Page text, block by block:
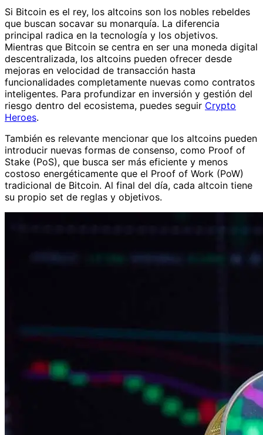
Si Bitcoin es el rey, los altcoins son los nobles rebeldes
que buscan socavar su monarquía. La diferencia
principal radica en la tecnología y los objetivos.
Mientras que Bitcoin se centra en ser una moneda digital
descentralizada, los altcoins pueden ofrecer desde
mejoras en velocidad de transacción hasta
funcionalidades completamente nuevas como contratos
inteligentes. Para profundizar en inversión y gestión del
riesgo dentro del ecosistema, puedes seguir Crypto
Heroes.
También es relevante mencionar que los altcoins pueden
introducir nuevas formas de consenso, como Proof of
Stake (PoS), que busca ser más eficiente y menos
costoso energéticamente que el Proof of Work (PoW)
tradicional de Bitcoin. Al final del día, cada altcoin tiene
su propio set de reglas y objetivos.